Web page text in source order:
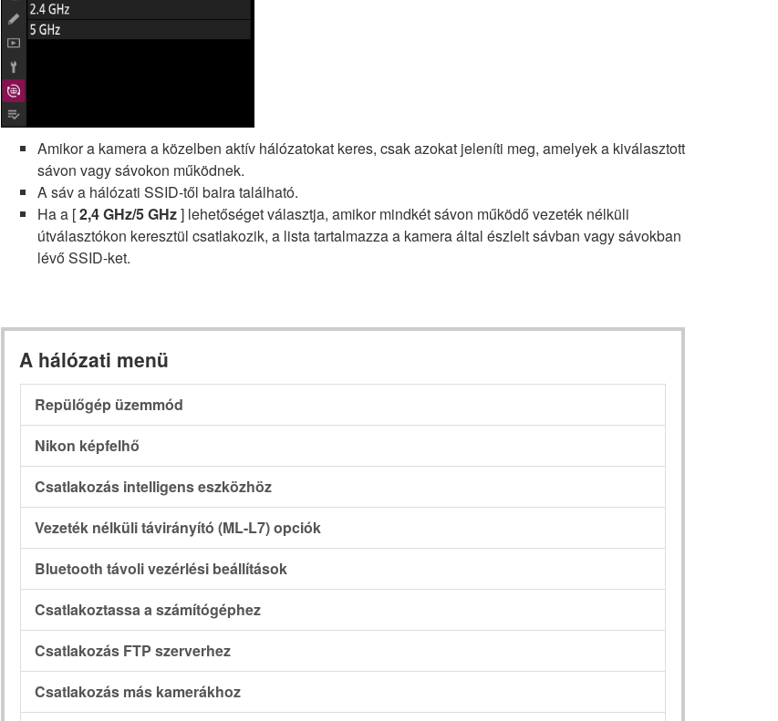
Amikor a kamera a közelben aktív hálózatokat keres, csak azokat jeleníti meg, amelyek a kiválasztott
sávon vagy sávokon működnek.
A sáv a hálózati SSID-től balra található.
Ha a [2,4 GHz/5 GHz] lehetőséget választja, amikor mindkét sávon működő vezeték nélküli
útválasztókon keresztül csatlakozik, a lista tartalmazza a kamera által észlelt sávban vagy sávokban
lévő SSID-ket.
A hálózati menü
Repülőgép üzemmód
Nikon képfelhő
Csatlakozás intelligens eszközhöz
Vezeték nélküli távirányító (ML-L7) opciók
Bluetooth távoli vezérlési beállítások
Csatlakoztassa a számítógéphez
Csatlakozás FTP szerverhez
Csatlakozás más kamerákhoz